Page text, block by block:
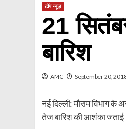
टॉप न्यूज़
21
बारिश
AMC September 20,
नई दिल्ली: मौसम विभाग के
तेज बारिश की आशंका जताई